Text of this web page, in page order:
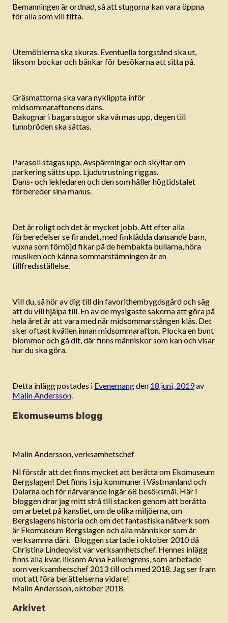
Bemanningen är ordnad, så att stugorna kan vara öppna
för alla som vill titta.
Utemöblerna ska skuras. Eventuella torgstånd ska ut,
liksom bockar och bänkar för besökarna att sitta på.
Gräsmattorna ska vara nyklippta inför
midsommaraftonens dans.
Bakugnar i bagarstugor ska värmas upp, degen till
tunnbröden ska sättas.
Parasoll stagas upp. Avspärrningar och skyltar om
parkering sätts upp. Ljudutrustning riggas.
Dans- och lekledaren och den som håller högtidstalet
förbereder sina manus.
Det är roligt och det är mycket jobb. Att efter alla
förberedelser se firandet, med finklädda dansande barn,
vuxna som förnöjd fikar på de hembakta bullarna, höra
musiken och känna sommarstämningen är en
tillfredsställelse.
Vill du, så hör av dig till din favorithembygdsgård och säg
att du vill hjälpa till. En av de mysigaste sakerna att göra på
hela året är att vara med när midsommarstången kläs. Det
sker oftast kvällen innan midsommarafton. Plocka en bunt
blommor och gå dit, där finns människor som kan och visar
hur du ska göra.
Detta inlägg postades i Evenemangden 18 juni, 2019av
Malin Andersson.
Ekomuseums blogg
Malin Andersson, verksamhetschef
Ni förstår att det finns mycket att berätta om Ekomuseum
Bergslagen! Det finns i sju kommuner i Västmanland och
Dalarna och för närvarande ingår 68 besöksmål. Här i
bloggen drar jag mitt strå till stacken genom att berätta
om arbetet på kansliet, om de olika miljöerna, om
Bergslagens historia och om det fantastiska nätverk som
är Ekomuseum Bergslagen och alla människor som är
verksamma däri. Bloggen startade i oktober 2010 då
Christina Lindeqvist var verksamhetschef. Hennes inlägg
finns alla kvar, liksom Anna Falkengrens, som arbetade
som verksamhetschef 2013 till och med 2018. Jag ser fram
mot att föra berättelserna vidare!
Malin Andersson, oktober 2018.
Arkivet